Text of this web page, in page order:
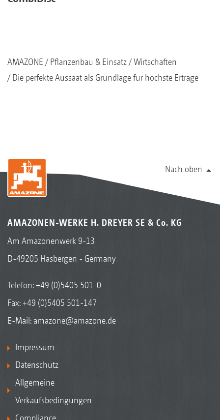
AMAZONE Pflanzenbau & Einsatz
Wirtschaften
Die perfekte Aussaat als Grundlage für höchste Erträge
Nach oben
AMAZONEN-WERKE H. DREYER SE & Co. KG
Am Amazonenwerk 9-13
D-49205 Hasbergen - Germany
Telefon:+49 (0)5405 501-0
Fax: +49 (0)5405 501-147
E-Mail: amazone@amazone.de
Impressum
Datenschutz
Allgemeine
Verkaufsbedingungen